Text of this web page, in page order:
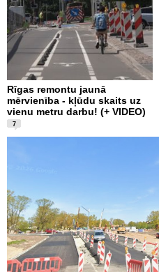
Rīgas remontu jaunā
mērvienība - kļūdu skaits uz
vienu metru darbu! (+ VIDEO)
7